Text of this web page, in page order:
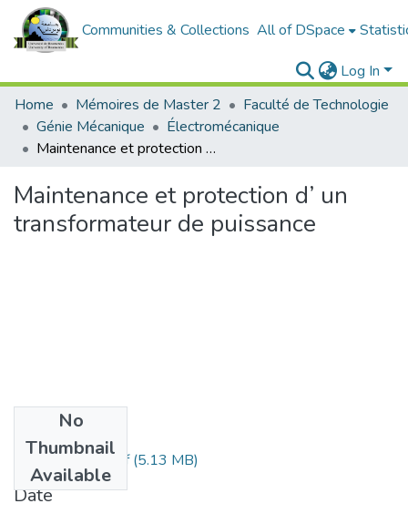
Communities & Collections All of DSpace
Log In
Home
Mémoires de Master 2
Faculté de Technologie
Génie Mécanique
Électromécanique
Maintenance et protection d’ un transformateur de puissance
Maintenance et protection d’ un
transformateur de puissance
No
Thumbnail
Available
Achaibou, Said.pdf(5.13 MB)
Date